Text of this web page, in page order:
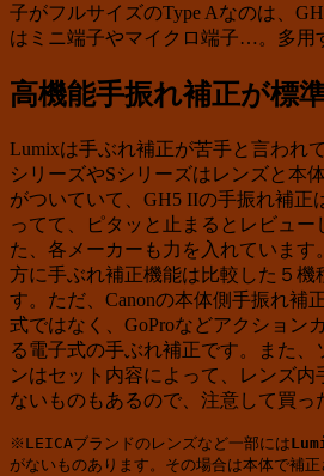
子がフルサイズのType Aなのは、
はミニ端子やマイクロ端子…。多用
高機能手振れ補正が標準
Lumixは手ぶれ補正が苦手と言われ
シリーズやSシリーズはレンズと本
がついていて、GH5 IIの手振れ補正
ってて、ピタッと止まるとレビュー
た、各メーカーも力を入れています
方に手ぶれ補正機能は比較した５機
す。ただ、Canonの本体側手振れ補
式ではなく、GoProなどアクション
る電子式の手ぶれ補正です。また、
ンはセット内容によって、レンズ内
ないものもあるので、注意して買っ
※LEICAブランドのレンズなど一部には
がないものあります。その場合は本体で補正